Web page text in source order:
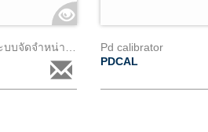
Pd calibrator
PDCAL